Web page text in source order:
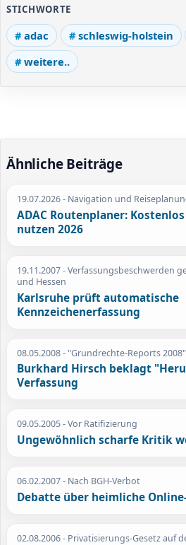
STICHWORTE
adac schleswig-holstein
weitere..
Ähnliche Beiträge
19.07.2026- Navigation und
ADAC Routenplaner:
nutzen 2026
19.11.2007- Verfassungsbeschwerden
und Hessen
Karlsruhe prüft automatische
Kennzeichenerfassung
08.05.2008- "Grundrechte-Reports 2008"
Burkhard Hirsch beklagt
Verfassung
09.05.2005- Vor Ratifizierung
Ungewöhnlich scharfe Kritik
06.02.2007- Nach BGH-Verbot
Debatte über heimliche
02.08.2006- Privatisierungs-Gesetz auf